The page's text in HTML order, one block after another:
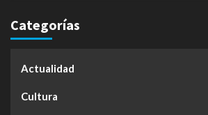
Categorías
Actualidad
Cultura